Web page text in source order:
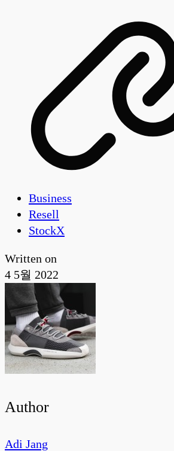
Business
Resell
StockX
Written on
4 5월 2022
Author
Adi Jang